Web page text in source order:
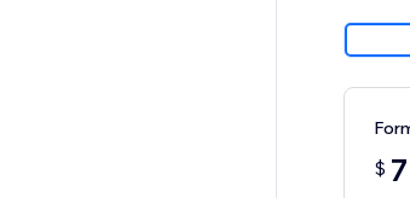
$ 7